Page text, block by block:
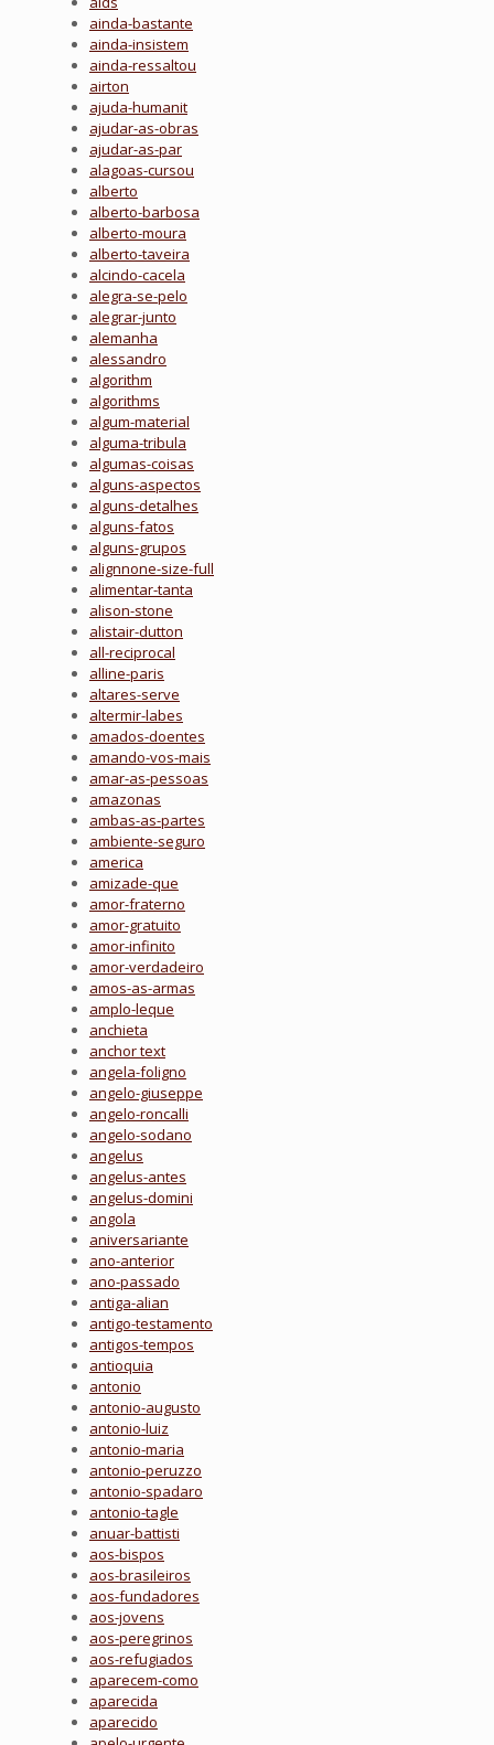
ainda-bastante
ainda-insistem
ainda-ressaltou
airton
ajuda-humanit
ajudar-as-obras
ajudar-as-par
alagoas-cursou
alberto
alberto-barbosa
alberto-moura
alberto-taveira
alcindo-cacela
alegra-se-pelo
alegrar-junto
alemanha
alessandro
algorithm
algorithms
algum-material
alguma-tribula
algumas-coisas
alguns-aspectos
alguns-detalhes
alguns-fatos
alguns-grupos
alignnone-size-full
alimentar-tanta
alison-stone
alistair-dutton
all-reciprocal
alline-paris
altares-serve
altermir-labes
amados-doentes
amando-vos-mais
amar-as-pessoas
amazonas
ambas-as-partes
ambiente-seguro
america
amizade-que
amor-fraterno
amor-gratuito
amor-infinito
amor-verdadeiro
amos-as-armas
amplo-leque
anchieta
anchor text
angela-foligno
angelo-giuseppe
angelo-roncalli
angelo-sodano
angelus
angelus-antes
angelus-domini
angola
aniversariante
ano-anterior
ano-passado
antiga-alian
antigo-testamento
antigos-tempos
antioquia
antonio
antonio-augusto
antonio-luiz
antonio-maria
antonio-peruzzo
antonio-spadaro
antonio-tagle
anuar-battisti
aos-bispos
aos-brasileiros
aos-fundadores
aos-jovens
aos-peregrinos
aos-refugiados
aparecem-como
aparecida
aparecido